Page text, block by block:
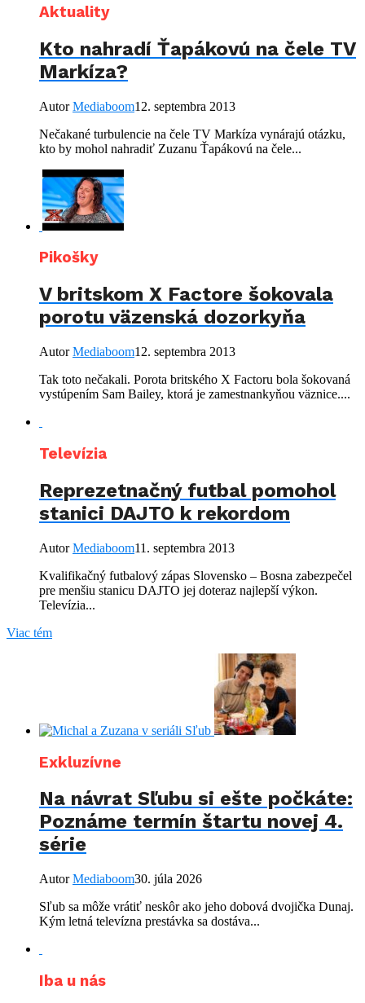
Aktuality
Kto nahradí Ťapákovú na čele TV
Markíza?
AutorMediaboom12. septembra 2013
Nečakané turbulencie na čele TV Markíza vynárajú otázku,
kto by mohol nahradiť Zuzanu Ťapákovú na čele...
Pikošky
V britskom X Factore šokovala
porotu väzenská dozorkyňa
AutorMediaboom12. septembra 2013
Tak toto nečakali. Porota britského X Factoru bola šokovaná
vystúpením Sam Bailey, ktorá je zamestnankyňou väznice....
Televízia
Reprezetnačný futbal pomohol
stanici DAJTO k rekordom
AutorMediaboom11. septembra 2013
Kvalifikačný futbalový zápas Slovensko – Bosna zabezpečel
pre menšiu stanicu DAJTO jej doteraz najlepší výkon.
Televízia...
Viac tém
Exkluzívne
Na návrat Sľubu si ešte počkáte:
Poznáme termín štartu novej 4.
série
AutorMediaboom30. júla 2026
Sľub sa môže vrátiť neskôr ako jeho dobová dvojička Dunaj.
Kým letná televízna prestávka sa dostáva...
Iba u nás